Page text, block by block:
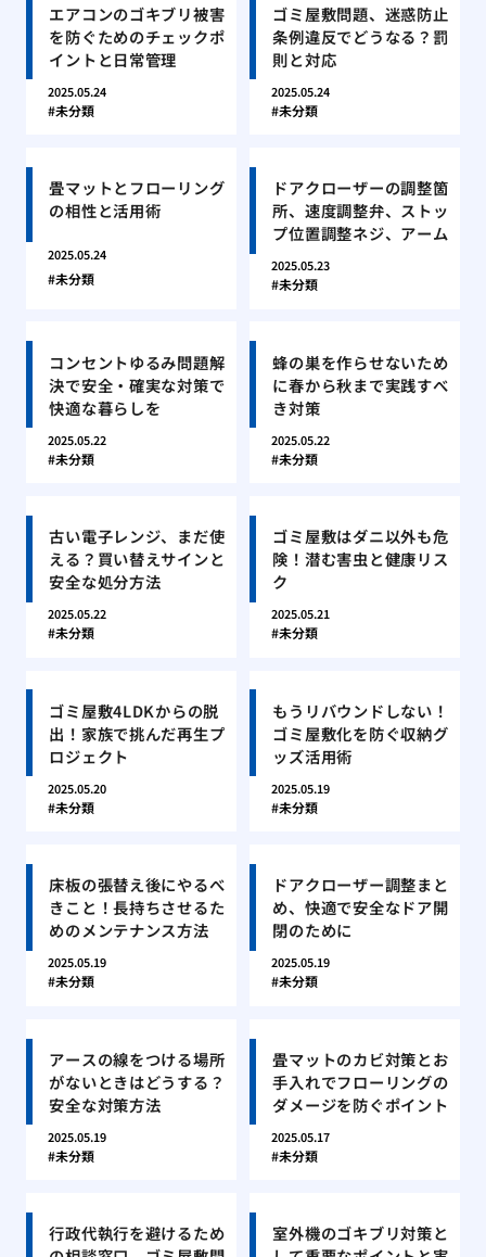
エアコンのゴキブリ被害
を防ぐためのチェックポ
イントと日常管理
2025.05.24
未分類
ゴミ屋敷問題、迷惑防止
条例違反でどうなる？罰
則と対応
2025.05.24
未分類
畳マットとフローリング
の相性と活用術
2025.05.24
未分類
ドアクローザーの調整箇
所、速度調整弁、ストッ
プ位置調整ネジ、アーム
2025.05.23
未分類
コンセントゆるみ問題解
決で安全・確実な対策で
快適な暮らしを
2025.05.22
未分類
蜂の巣を作らせないため
に春から秋まで実践すべ
き対策
2025.05.22
未分類
古い電子レンジ、まだ使
える？買い替えサインと
安全な処分方法
2025.05.22
未分類
ゴミ屋敷はダニ以外も危
険！潜む害虫と健康リス
ク
2025.05.21
未分類
ゴミ屋敷4LDKからの脱
出！家族で挑んだ再生プ
ロジェクト
2025.05.20
未分類
もうリバウンドしない！
ゴミ屋敷化を防ぐ収納グ
ッズ活用術
2025.05.19
未分類
床板の張替え後にやるべ
きこと！長持ちさせるた
めのメンテナンス方法
2025.05.19
未分類
ドアクローザー調整まと
め、快適で安全なドア開
閉のために
2025.05.19
未分類
アースの線をつける場所
がないときはどうする？
安全な対策方法
2025.05.19
未分類
畳マットのカビ対策とお
手入れでフローリングの
ダメージを防ぐポイント
2025.05.17
未分類
行政代執行を避けるため
室外機のゴキブリ対策と